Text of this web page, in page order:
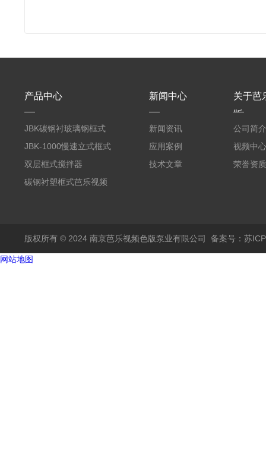
产品中心
JBK碳钢衬玻璃钢框式
芭乐视频APP黄
JBK-1000慢速立式框式
芭乐视频APP黄
双层框式搅拌器
碳钢衬塑框式芭乐视频
新闻中心
新闻资讯
应用案例
技术文章
关于芭
版
公司简介
视频中心
荣誉资质
版权所有 © 2024 南京芭乐视频色版泵业有限公司 备案号：苏
网站地图